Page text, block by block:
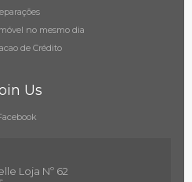
no mesmo dia
de Crédito
Us
Loja Nº 62